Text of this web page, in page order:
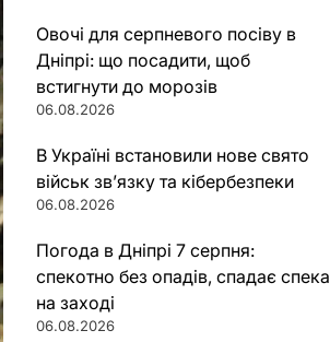
Овочі для серпневого посіву в
Дніпрі: що посадити, щоб
встигнути до морозів
06.08.2026
В Україні встановили нове свято
військ зв’язку та кібербезпеки
06.08.2026
Погода в Дніпрі 7 серпня:
спекотно без опадів, спадає спека
на заході
06.08.2026